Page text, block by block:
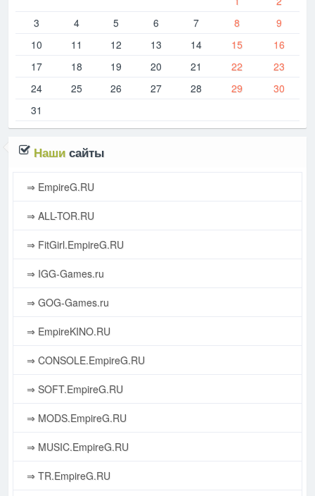
3
4 5 6 7 8
9
10
11 12 13 14 15
16
17
18 19 20 21 22
23
24
25 26 27 28 29
30
31
Наши сайты
⇒ EmpireG.RU
⇒ ALL-TOR.RU
⇒ FitGirl.EmpireG.RU
⇒ IGG-Games.ru
⇒ GOG-Games.ru
⇒ EmpireKINO.RU
⇒ CONSOLE.EmpireG.RU
⇒ SOFT.EmpireG.RU
⇒ MODS.EmpireG.RU
⇒ MUSIC.EmpireG.RU
⇒ TR.EmpireG.RU